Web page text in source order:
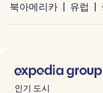
북아메리카 유럽
인기 도시